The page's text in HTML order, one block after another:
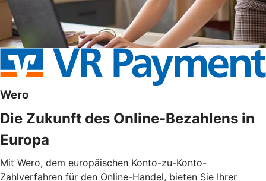
Wero
Die Zukunft des Online-Bezahlens in
Europa
Mit Wero, dem europäischen Konto-zu-Konto-
Zahlverfahren für den Online-Handel, bieten Sie Ihrer